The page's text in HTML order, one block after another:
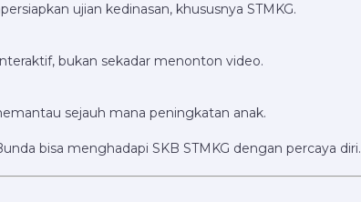
ujian kedinasan, khususnya STMKG.
bukan sekadar menonton video.
sejauh mana peningkatan anak.
bisa menghadapi SKB STMKG dengan percaya diri.